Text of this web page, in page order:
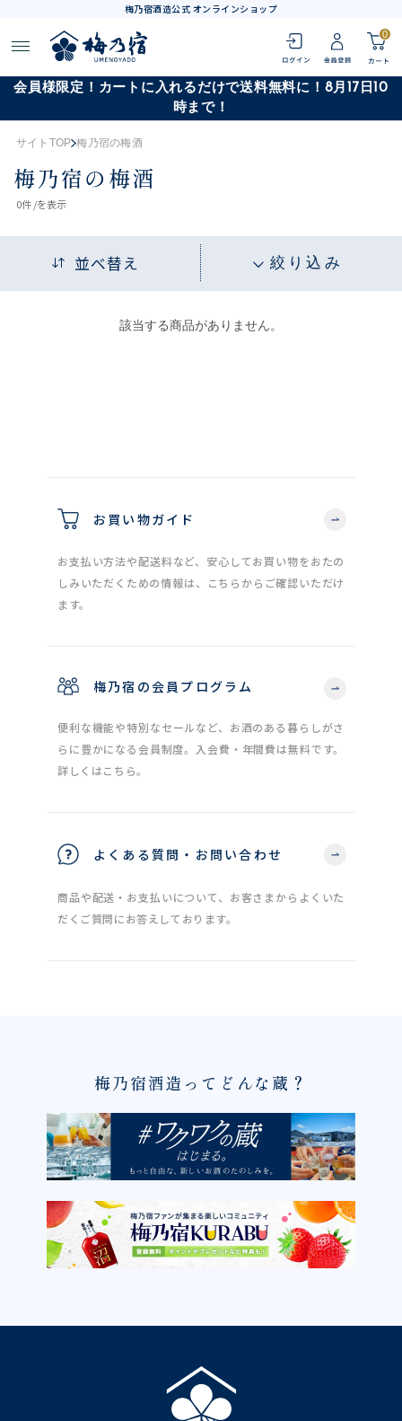
梅乃宿酒造公式 オンラインショップ
0
会員様限定！カートに入れるだけで送料無料に！8月17日10
時まで！
サイトTOP 梅乃宿の梅酒
梅乃宿の梅酒
0件 /を表示
並べ替え 絞り込み
該当する商品がありません。
お買い物ガイド
お支払い方法や配送料など、安心してお買い物をおたの
しみいただくための情報は、こちらからご確認いただけ
ます。
梅乃宿の会員プログラム
便利な機能や特別なセールなど、お酒のある暮らしがさ
らに豊かになる会員制度。入会費・年間費は無料です。
詳しくはこちら。
よくある質問・お問い合わせ
商品や配送・お支払いについて、お客さまからよくいた
だくご質問にお答えしております。
梅乃宿酒造ってどんな蔵？